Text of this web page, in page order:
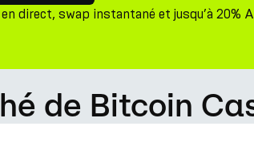
direct, swap instantané et jusqu’à 20%
de Bitcoin